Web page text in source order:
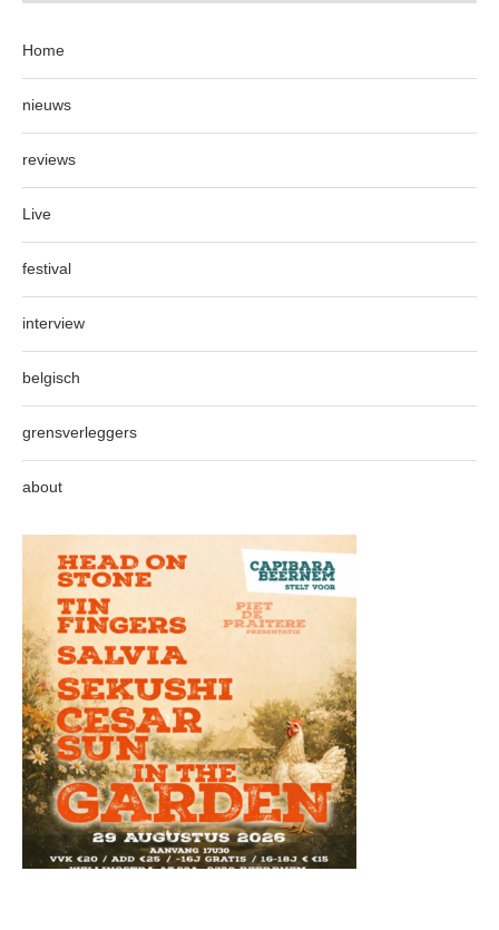
Home
nieuws
reviews
Live
festival
interview
belgisch
grensverleggers
about